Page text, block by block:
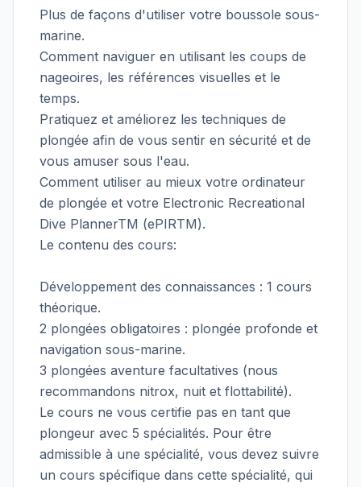
Plus de façons d'utiliser votre boussole sous-
marine.
Comment naviguer en utilisant les coups de
nageoires, les références visuelles et le
temps.
Pratiquez et améliorez les techniques de
plongée afin de vous sentir en sécurité et de
vous amuser sous l'eau.
Comment utiliser au mieux votre ordinateur
de plongée et votre Electronic Recreational
Dive PlannerTM (ePIRTM).
Le contenu des cours:
Développement des connaissances : 1 cours
théorique.
2 plongées obligatoires : plongée profonde et
navigation sous-marine.
3 plongées aventure facultatives (nous
recommandons nitrox, nuit et flottabilité).
Le cours ne vous certifie pas en tant que
plongeur avec 5 spécialités. Pour être
admissible à une spécialité, vous devez suivre
un cours spécifique dans cette spécialité, qui